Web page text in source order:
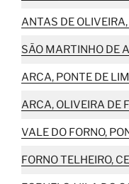
ANTAS DE
SÃO MARTINHO DE
ARCA, PONTE DE
ARCA, OLIVEIRA DE
VALE DO FORNO,
FORNO TELHEIRO,